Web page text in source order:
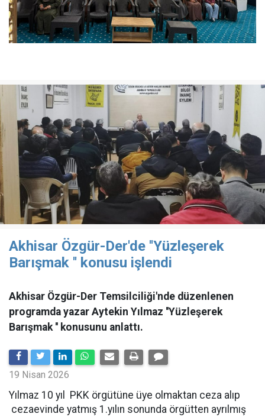
Akhisar Özgür-Der'de ''Yüzleşerek
Barışmak '' konusu işlendi
Akhisar Özgür-Der Temsilciliği'nde düzenlenen
programda yazar Aytekin Yılmaz ''Yüzleşerek
Barışmak '' konusunu anlattı.
19 Nisan 2026
Yılmaz 10 yıl PKK örgütüne üye olmaktan ceza alıp
cezaevinde yatmış 1.yılın sonunda örgütten ayrılmış